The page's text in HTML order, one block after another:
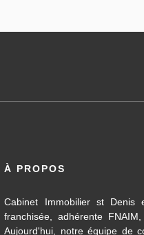
À PROPOS
Cabinet Immobilier st Denis
franchisée, adhérente
Aujourd'hui, notre équipe de